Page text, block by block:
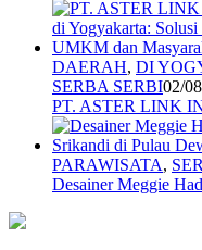
DAERAH, DI
SERBA SERBI02/
PT. ASTER LINK
PARAWISATA,
Desainer Meggie